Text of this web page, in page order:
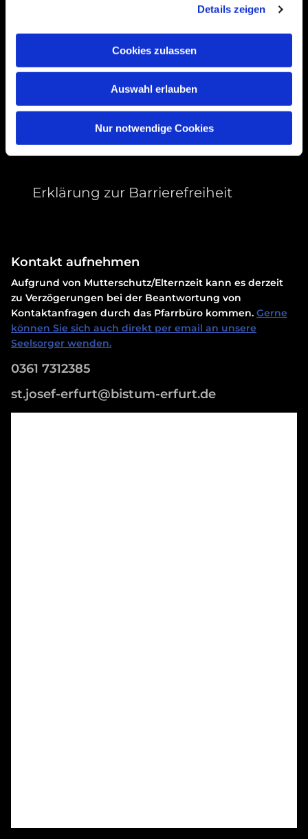
Details zeigen
Cookies zulassen
Auswahl erlauben
Nur notwendige Cookies
Bitte akzeptieren Sie Marketing-Cookies,
Accept cookies
Erklärung zur Barrierefreiheit
Kontakt aufnehmen
Aufgrund von Mutterschutz/Elternzeit kann es derzeit
zu Verzögerungen bei der Beantwortung von
Kontaktanfragen durch das Pfarrbüro kommen. Gerne
können Sie sich auch direkt per email an unsere
Seelsorger wenden.
0361 7312385
st.josef-erfurt@bistum-erfurt.de